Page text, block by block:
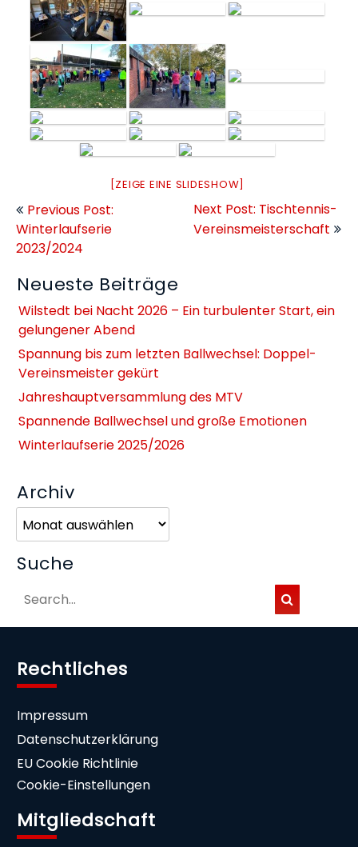
[ZEIGE EINE SLIDESHOW]
Beitragsnavigation
Previous Post:
Winterlaufserie
2023/2024
Next Post: Tischtennis-
Vereinsmeisterschaft
Neueste Beiträge
Wilstedt bei Nacht 2026 – Ein turbulenter Start, ein
gelungener Abend
Spannung bis zum letzten Ballwechsel: Doppel-
Vereinsmeister gekürt
Jahreshauptversammlung des MTV
Spannende Ballwechsel und große Emotionen
Winterlaufserie 2025/2026
Archiv
Suche
Rechtliches
Impressum
Datenschutzerklärung
EU Cookie Richtlinie
Cookie-Einstellungen
Mitgliedschaft